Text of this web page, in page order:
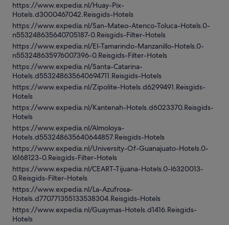
https://www.expedia.nl/Huay-Pix-
Hotels.d3000467042.Reisgids-Hotels
https://www.expedia.nl/San-Mateo-Atenco-Toluca-Hotels.0-
n553248635640705187-0.Reisgids-Filter-Hotels
https://www.expedia.nl/El-Tamarindo-Manzanillo-Hotels.0-
n553248635976007396-0.Reisgids-Filter-Hotels
https://www.expedia.nl/Santa-Catarina-
Hotels.d553248635640694711.Reisgids-Hotels
https://www.expedia.nl/Zipolite-Hotels.d6299491.Reisgids-
Hotels
https://www.expedia.nl/Kantenah-Hotels.d6023370.Reisgids-
Hotels
https://www.expedia.nl/Almoloya-
Hotels.d553248635640644857.Reisgids-Hotels
https://www.expedia.nl/University-Of-Guanajuato-Hotels.0-
l6168123-0.Reisgids-Filter-Hotels
https://www.expedia.nl/CEART-Tijuana-Hotels.0-l6320013-
0.Reisgids-Filter-Hotels
https://www.expedia.nl/La-Azufrosa-
Hotels.d770771355133538304.Reisgids-Hotels
https://www.expedia.nl/Guaymas-Hotels.d1416.Reisgids-
Hotels